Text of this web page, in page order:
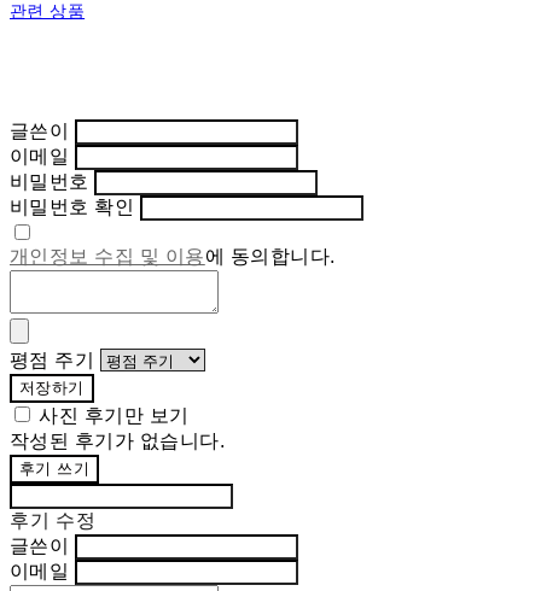
관련 상품
글쓴이
이메일
비밀번호
비밀번호 확인
개인정보 수집 및 이용에 동의합니다.
평점 주기
저장하기
사진 후기만 보기
작성된 후기가 없습니다.
후기 쓰기
후기 수정
글쓴이
이메일